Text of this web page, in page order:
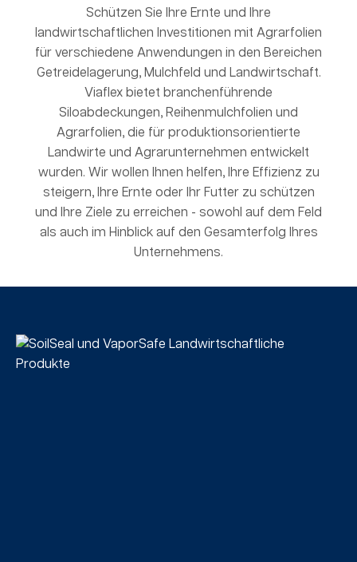
Schützen Sie Ihre Ernte und Ihre
landwirtschaftlichen Investitionen mit Agrarfolien
für verschiedene Anwendungen in den Bereichen
Getreidelagerung, Mulchfeld und Landwirtschaft.
Viaflex bietet branchenführende
Siloabdeckungen, Reihenmulchfolien und
Agrarfolien, die für produktionsorientierte
Landwirte und Agrarunternehmen entwickelt
wurden. Wir wollen Ihnen helfen, Ihre Effizienz zu
steigern, Ihre Ernte oder Ihr Futter zu schützen
und Ihre Ziele zu erreichen - sowohl auf dem Feld
als auch im Hinblick auf den Gesamterfolg Ihres
Unternehmens.